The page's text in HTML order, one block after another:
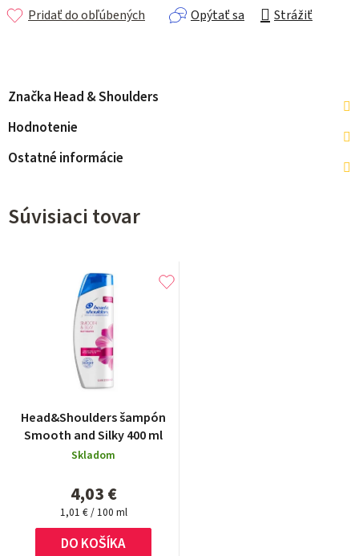
Opýtať sa Strážiť
Pridať do obľúbených
Značka Head & Shoulders
Hodnotenie
Ostatné informácie
Súvisiaci tovar
Head&Shoulders šampón
Smooth and Silky 400 ml
Skladom
4,03 €
Jednotková
cena:
1,01 € / 100 ml
DO KOŠÍKA